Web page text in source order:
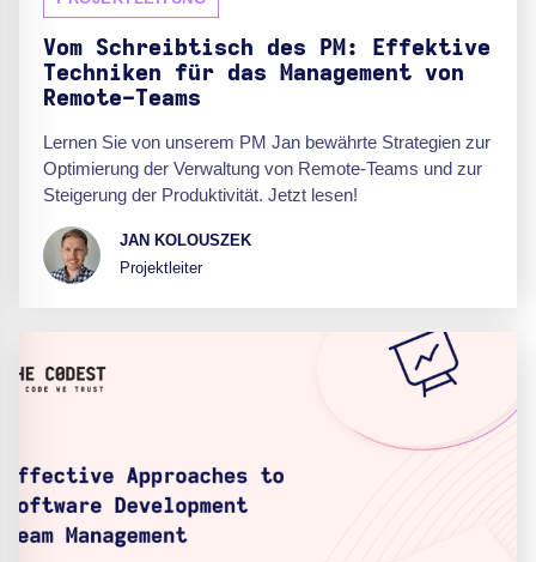
Vom Schreibtisch des PM: Effektive
Techniken für das Management von
Remote-Teams
Lernen Sie von unserem PM Jan bewährte Strategien zur
Optimierung der Verwaltung von Remote-Teams und zur
Steigerung der Produktivität. Jetzt lesen!
JAN KOLOUSZEK
Projektleiter